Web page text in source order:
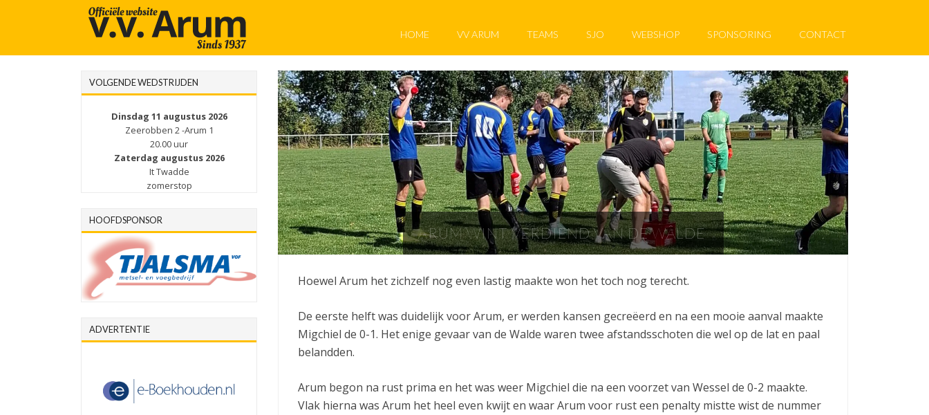
HOME VV ARUM TEAMS SJO WEBSHOP SPONSORING CONTACT
ARUM WINT VERDIEND VAN DE WÂLDE
Hoewel Arum het zichzelf nog even lastig maakte won het toch nog terecht.
De eerste helft was duidelijk voor Arum, er werden kansen gecreëerd en na een mooie aanval maakte
Migchiel de 0-1. Het enige gevaar van de Walde waren twee afstandsschoten die wel op de lat en paal
belandden.
Arum begon na rust prima en het was weer Migchiel die na een voorzet van Wessel de 0-2 maakte.
Vlak hierna was Arum het heel even kwijt en waar Arum voor rust een penalty mistte wist de nummer
VOLGENDE WEDSTRIJDEN
Dinsdag 11 augustus 2026
Zeerobben 2 -Arum 1
20.00 uur
Zaterdag augustus 2026
It Twadde
zomerstop
HOOFDSPONSOR
ADVERTENTIE